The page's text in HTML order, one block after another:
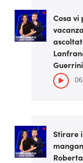
Cosa vi
Guerrini
Stirare